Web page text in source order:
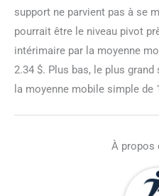
support ne parvient pas à se
pourrait être le niveau pivot
intérimaire par la moyenne
2.34 $. Plus bas, le plus
la moyenne mobile simple de
À propos